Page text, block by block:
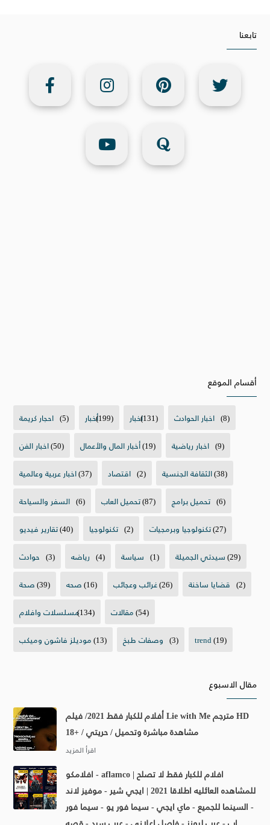
تابعنا
أقسام الموقع
احجار كريمة (5) أخبار(199) اخبار(131) اخبار الحوادث (8)
اخبار الفن(50) أخبار المال والأعمال(19) اخبار رياضية (9)
اخبار عربية وعالمية(37) اقتصاد (2) الثقافة الجنسية(38)
السفر والسياحة (6) تحميل العاب(87) تحميل برامج (6)
تقارير فيديو(40) تكنولوجيا (2) تكنولوجيا وبرمجيات(27)
حوادث (3) رياضه (4) سياسة (1) سيدتي الجميلة(29)
صحة(39) صحه(16) غرائب وعجائب(26) قضايا ساخنة (2)
مسلسلات وافلام(134) مقالات(54)
موديلز فاشون وميكب(13) وصفات طبخ (3) trend(19)
مقال الاسبوع
أفلام للكبار فقط 2021/ فيلم Lie with Me مترجم HD
مشاهدة مباشرة وتحميل / حريتي / +18
افلامكو - aflamco | افلام للكبار فقط لا تصلح
للمشاهده العائليه اطلاقا 2021 | ايجي شير - موفيز لاند
- السينما للجميع - ماي ايجي - سيما فور يو - سيما فور